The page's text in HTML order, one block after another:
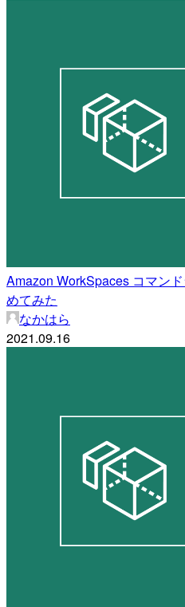
Amazon WorkSpaces コマン
めてみた
なかはら
2021.09.16